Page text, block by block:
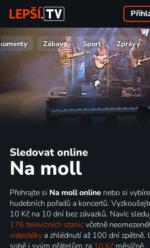
Zábava Sport Zprávy
Sledovat online
Na moll
Přehrajte si Na moll online nebo si
hudebních pořadů a koncertů.
10 Kč na 10 dní bez závazků. Navíc
176 televizních stanicvčetně
videotéky a zhlédnutí až 100 dní zpětně.